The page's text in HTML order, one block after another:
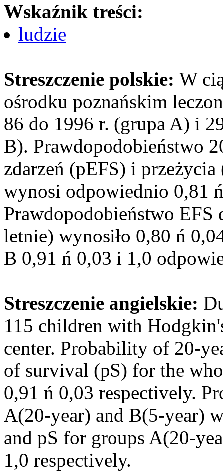
Wskaźnik treści:
ludzie
Streszczenie polskie: W
ośrodku poznańskim
86 do 1996 r. (grupa A) i
B). Prawdopodobieństwo
zdarzeń (pEFS) i
wynosi odpowiednio 0,81
Prawdopodobieństwo
letnie) wynosiło 0,80 ń
B 0,91 ń 0,03 i 1,0
Streszczenie angielskie:
115 children with
center. Probability of 20-
of survival (pS) for the
0,91 ń 0,03 respectively.
A(20-year) and B(5-year)
and pS for groups A(20-
1,0 respectively.